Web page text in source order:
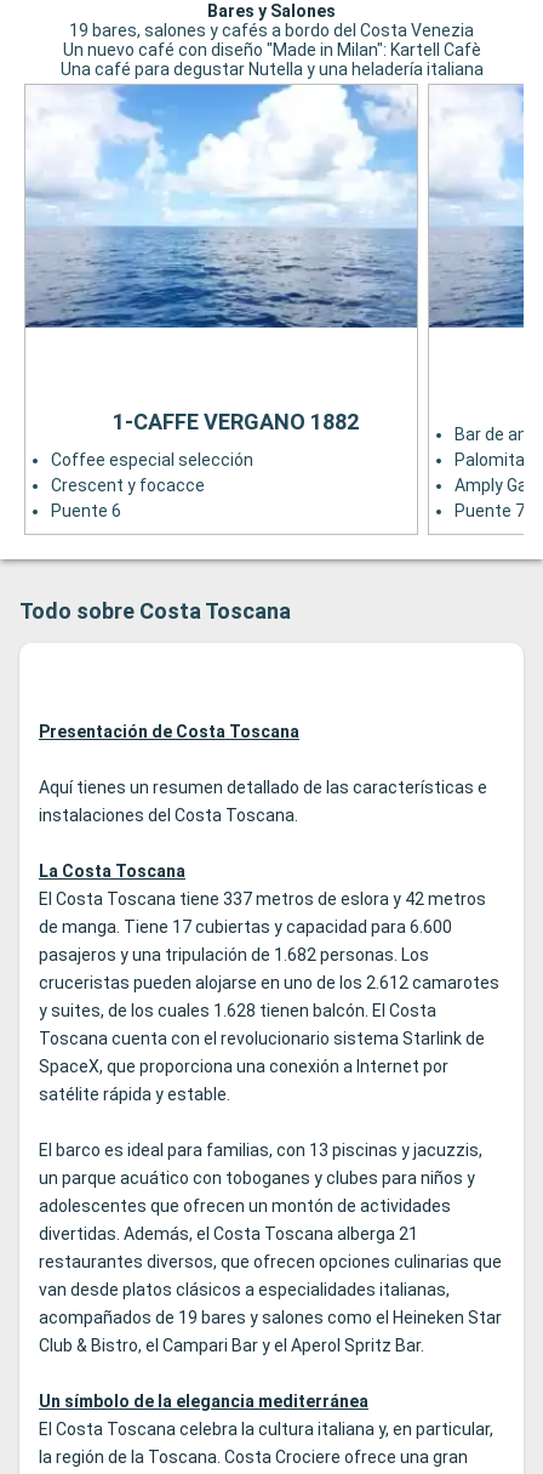
Bares y Salones
19 bares, salones y cafés a bordo del Costa Venezia
Un nuevo café con diseño "Made in Milan": Kartell Cafè
Una café para degustar Nutella y una heladería italiana
Coffee especial selección
Crescent y focacce
Puente 6
1-CAFFE VERGANO 1882
Bar de
Palomitas
Amply
Puente 7
Todo sobre Costa Toscana
Presentación de Costa Toscana
Aquí tienes un resumen detallado de las características e
instalaciones del Costa Toscana.
La Costa Toscana
El Costa Toscana tiene 337 metros de eslora y 42 metros
de manga. Tiene 17 cubiertas y capacidad para 6.600
pasajeros y una tripulación de 1.682 personas. Los
cruceristas pueden alojarse en uno de los 2.612 camarotes
y suites, de los cuales 1.628 tienen balcón. El Costa
Toscana cuenta con el revolucionario sistema Starlink de
SpaceX, que proporciona una conexión a Internet por
satélite rápida y estable.
El barco es ideal para familias, con 13 piscinas y jacuzzis,
un parque acuático con toboganes y clubes para niños y
adolescentes que ofrecen un montón de actividades
divertidas. Además, el Costa Toscana alberga 21
restaurantes diversos, que ofrecen opciones culinarias que
van desde platos clásicos a especialidades italianas,
acompañados de 19 bares y salones como el Heineken Star
Club & Bistro, el Campari Bar y el Aperol Spritz Bar.
Un símbolo de la elegancia mediterránea
El Costa Toscana celebra la cultura italiana y, en particular,
la región de la Toscana. Costa Crociere ofrece una gran